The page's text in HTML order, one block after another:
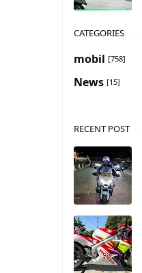
CATEGORIES
mobil [758]
News [15]
RECENT POST